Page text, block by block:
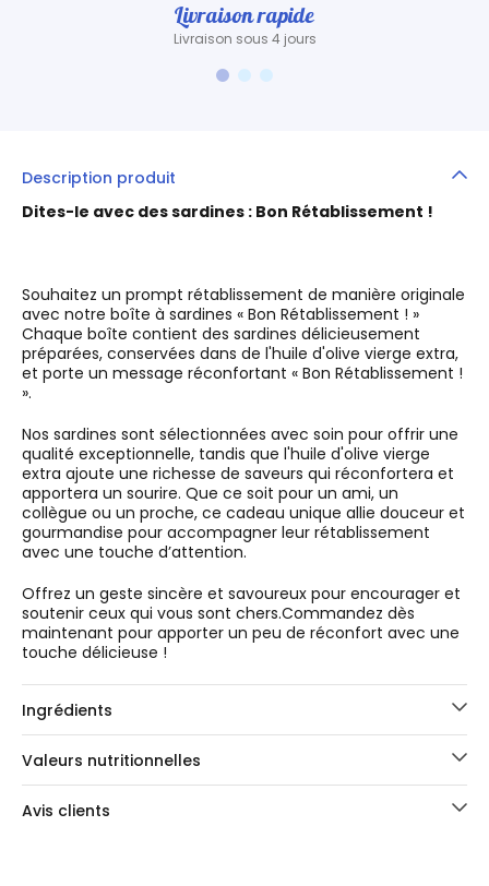
Livraison rapide
Livraison sous 4 jours
Description produit
Dites-le avec des sardines : Bon Rétablissement !
Souhaitez un prompt rétablissement de manière originale
avec notre boîte à sardines « Bon Rétablissement ! »
Chaque boîte contient des sardines délicieusement
préparées, conservées dans de l'huile d'olive vierge extra,
et porte un message réconfortant « Bon Rétablissement !
».
Nos sardines sont sélectionnées avec soin pour offrir une
qualité exceptionnelle, tandis que l'huile d'olive vierge
extra ajoute une richesse de saveurs qui réconfortera et
apportera un sourire. Que ce soit pour un ami, un
collègue ou un proche, ce cadeau unique allie douceur et
gourmandise pour accompagner leur rétablissement
avec une touche d’attention.
Offrez un geste sincère et savoureux pour encourager et
soutenir ceux qui vous sont chers.Commandez dès
maintenant pour apporter un peu de réconfort avec une
touche délicieuse !
Ingrédients
Valeurs nutritionnelles
Avis clients